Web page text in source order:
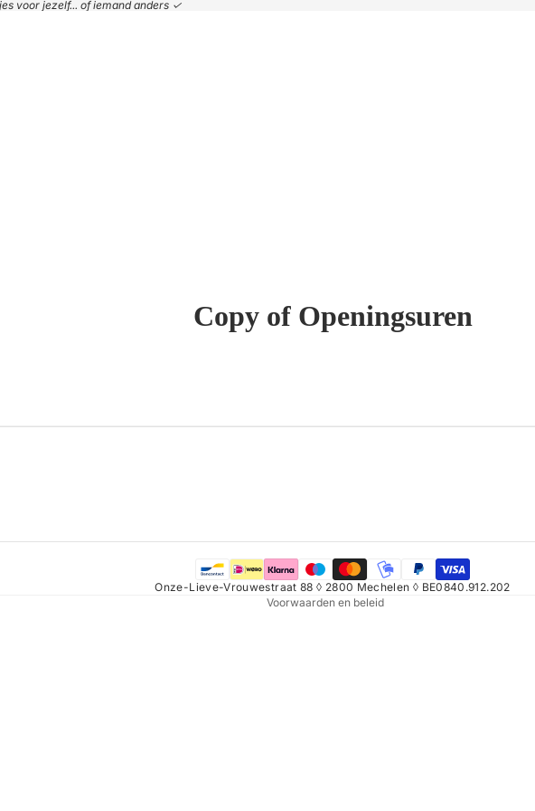
voor jezelf... of iemand anders ✓
Copy of Openingsuren
Onze-Lieve-Vrouwestraat 88 ◊ 2800 Mechelen ◊ BE0840.912.202
Voorwaarden en beleid
Verzendbeleid
Contactgegevens